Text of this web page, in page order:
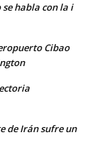
se habla con la i
Cibao
de Irán sufre un